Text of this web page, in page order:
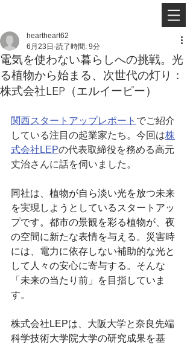
電気を使わない暮らしへの挑戦。光
る植物から始まる、次世代の灯り：
株式会社LEP（エルイーピー）
heartheart62
6月23日 読了時間: 9分
関西スタートアップレポート でご紹介
している注目の起業家たち。今回は株
式会社LEPの代表取締役を務める高元
丈治さんに話を伺いました。
同社は、植物が自ら淡い光を放つ未来
を実現しようとしているスタートアッ
プです。都市の景観を彩る植物が、夜
の空間に新たな表情を与える。災害時
には、電力に依存しない補助的な光と
して人々の安心に寄与する。そんな
「未来の当たり前」を目指していま
す。
株式会社LEPは、大阪大学と奈良先端
科学技術大学院大学の研究成果を基